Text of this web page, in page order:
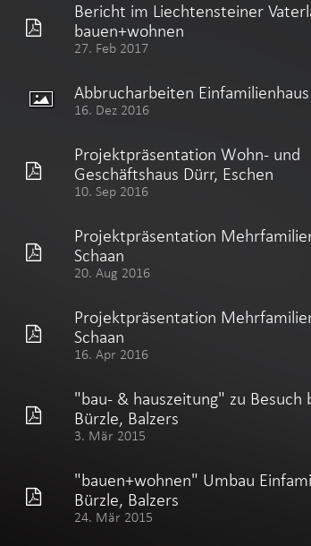
Bericht im Liechtensteiner
bauen+wohnen
27. Feb 2017
Abbrucharbeiten Einfamilienhaus
16. Dez 2016
Projektpräsentation Wohn- und
Geschäftshaus Dürr, Eschen
10. Sep 2016
Projektpräsentation
Schaan
20. Aug 2016
Projektpräsentation
Schaan
16. Apr 2016
"bau- & hauszeitung" zu Besuch
Bürzle, Balzers
3. Mär 2015
"bauen+wohnen" Umbau
Bürzle, Balzers
24. Mär 2015